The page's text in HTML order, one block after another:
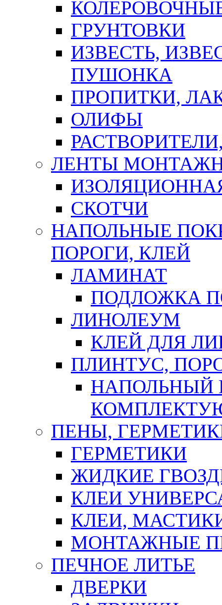
ГРУНТОВКИ
ИЗВЕСТЬ,
ПУШОНКА
ПРОПИТКИ,
ОЛИФЫ
ЛЕНТЫ
СКОТЧИ
НАПОЛЬНЫЕ
ПОРОГИ, КЛЕЙ
ЛАМИНАТ
ПОДЛОЖКА
ЛИНОЛЕУМ
КЛЕЙ ДЛЯ
ПЛИНТУС,
НАПОЛЬНЫЙ
ПЕНЫ,
ГЕРМЕТИКИ
ЖИДКИЕ
КЛЕИ
КЛЕИ,
МОНТАЖНЫЕ
ПЕЧНОЕ ЛИТЬЕ
ДВЕРКИ